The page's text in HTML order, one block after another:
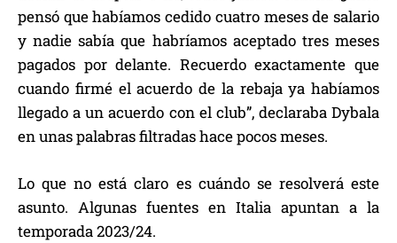
pensó que habíamos cedido cuatro meses de salario
y nadie sabía que habríamos aceptado tres meses
pagados por delante. Recuerdo exactamente que
cuando firmé el acuerdo de la rebaja ya habíamos
llegado a un acuerdo con el club”, declaraba Dybala
en unas palabras filtradas hace pocos meses.
Lo que no está claro es cuándo se resolverá este
asunto. Algunas fuentes en Italia apuntan a la
temporada 2023/24.